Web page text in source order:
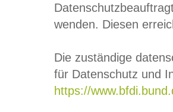
wenden. Diesen
Die zuständige
für Datenschutz und
https://